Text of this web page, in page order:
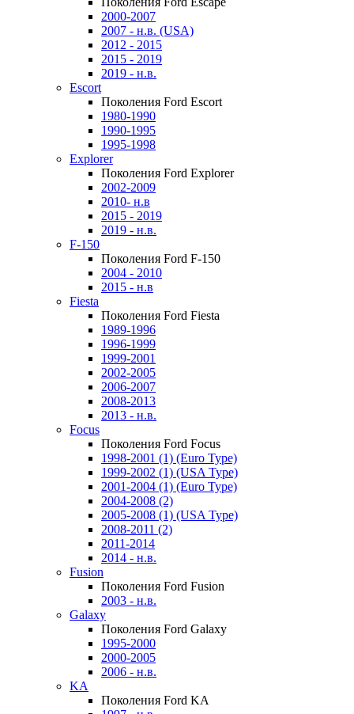
2000-2007
2007 - н.в. (USA)
2012 - 2015
2015 - 2019
2019 - н.в.
Escort
Поколения Ford Escort
1980-1990
1990-1995
1995-1998
Explorer
Поколения Ford Explorer
2002-2009
2010- н.в
2015 - 2019
2019 - н.в.
F-150
Поколения Ford F-150
2004 - 2010
2015 - н.в
Fiesta
Поколения Ford Fiesta
1989-1996
1996-1999
1999-2001
2002-2005
2006-2007
2008-2013
2013 - н.в.
Focus
Поколения Ford Focus
1998-2001 (1) (Euro Type)
1999-2002 (1) (USA Type)
2001-2004 (1) (Euro Type)
2004-2008 (2)
2005-2008 (1) (USA Type)
2008-2011 (2)
2011-2014
2014 - н.в.
Fusion
Поколения Ford Fusion
2003 - н.в.
Galaxy
Поколения Ford Galaxy
1995-2000
2000-2005
2006 - н.в.
KA
Поколения Ford KA